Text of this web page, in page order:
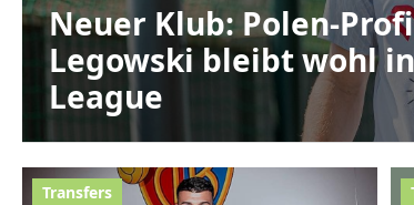
Neuer Klub: Polen-
Legowski bleibt wohl
League